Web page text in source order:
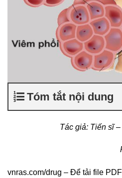
Tóm tắt nội dung
Tác giả: Tiến sĩ
vnras.com/drug – Để tải file